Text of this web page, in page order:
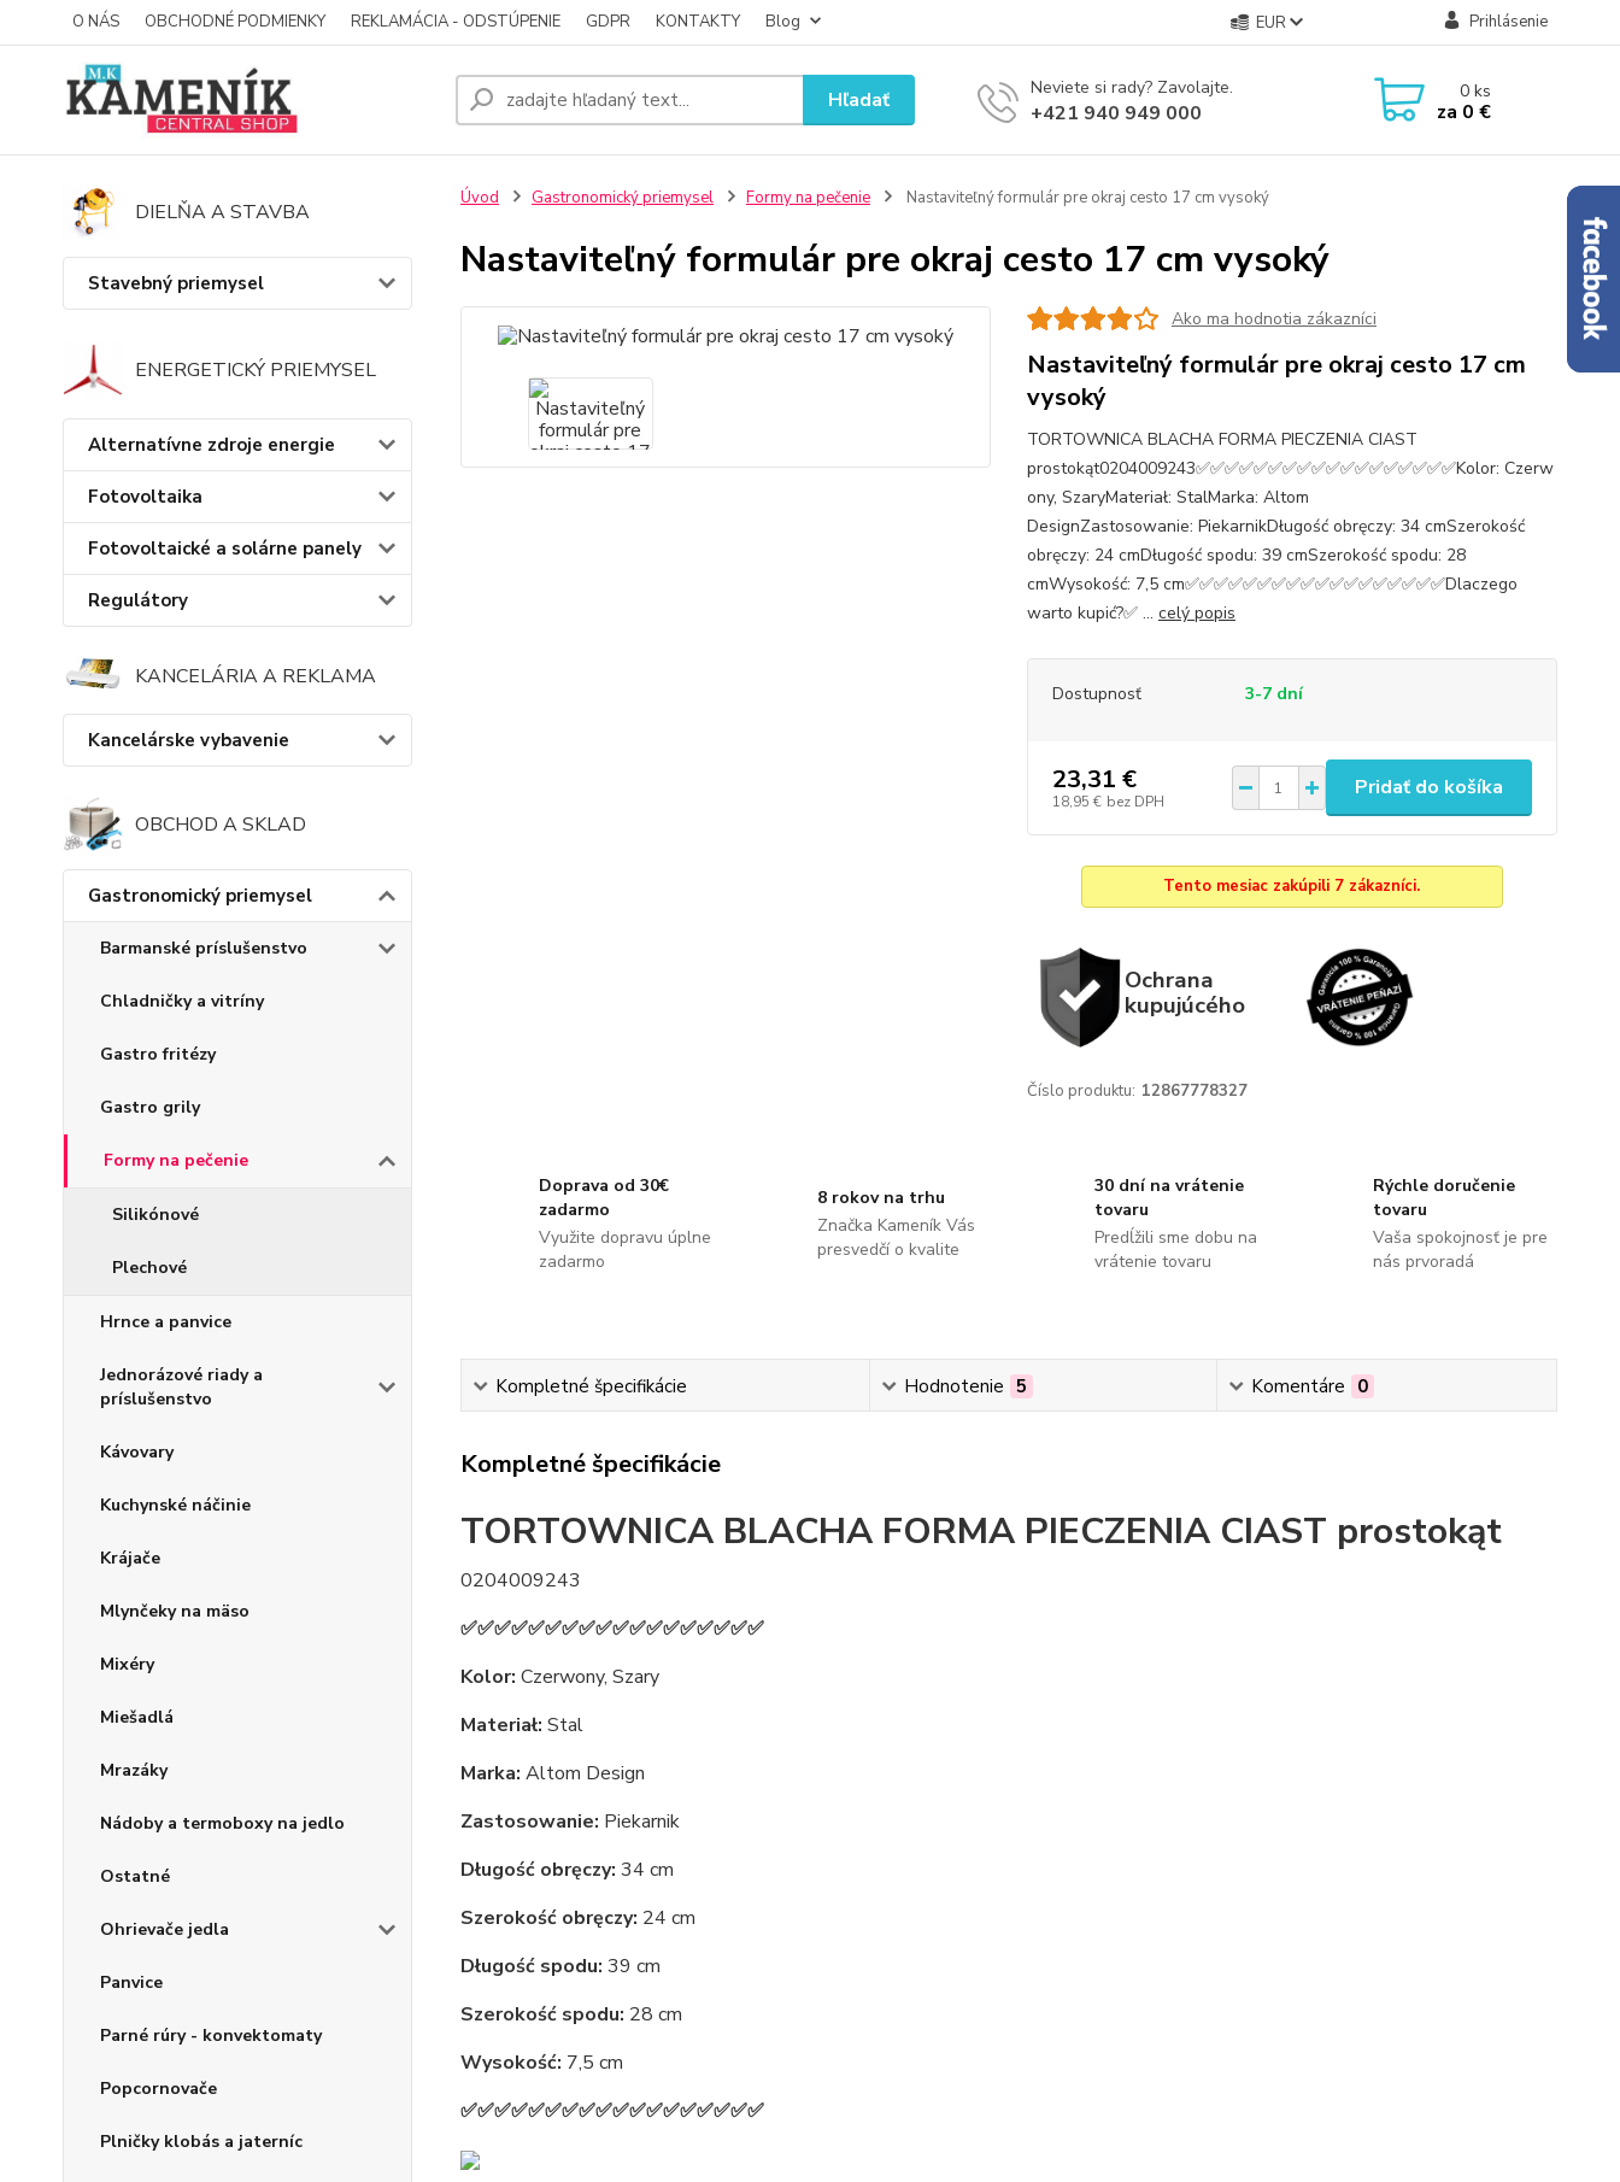
O NÁS OBCHODNÉ PODMIENKY REKLAMÁCIA - ODSTÚPENIE GDPR KONTAKTY Blog EUR Prihlásenie
Hľadať Neviete si rady? Zavolajte.
+421 940 949 000
0ks
za 0 €
DIELŇA A STAVBA
Stavebný priemysel
ENERGETICKÝ PRIEMYSEL
Alternatívne zdroje energie
Fotovoltaika
Fotovoltaické a solárne panely
Regulátory
KANCELÁRIA A REKLAMA
Kancelárske vybavenie
OBCHOD A SKLAD
Gastronomický priemysel
Barmanské príslušenstvo
Chladničky a vitríny
Gastro fritézy
Gastro grily
Formy na pečenie
Silikónové
Plechové
Hrnce a panvice
Jednorázové riady a
príslušenstvo
Kávovary
Kuchynské náčinie
Krájače
Mlynčeky na mäso
Mixéry
Miešadlá
Mrazáky
Nádoby a termoboxy na jedlo
Ostatné
Ohrievače jedla
Panvice
Parné rúry - konvektomaty
Popcornovače
Plničky klobás a jaterníc
Úvod Gastronomický priemysel Formy na pečenie Nastaviteľný formulár pre okraj cesto 17 cm vysoký
Nastaviteľný formulár pre okraj cesto 17 cm vysoký
Ako ma hodnotia zákazníci
Nastaviteľný formulár pre okraj cesto 17 cm
vysoký
TORTOWNICA BLACHA FORMA PIECZENIA CIAST
prostokąt0204009243✅✅✅✅✅✅✅✅✅✅✅✅✅✅✅✅✅✅Kolor: Czerw
ony, SzaryMateriał: StalMarka: Altom
DesignZastosowanie: PiekarnikDługość obręczy: 34 cmSzerokość
obręczy: 24 cmDługość spodu: 39 cmSzerokość spodu: 28
cmWysokość: 7,5 cm✅✅✅✅✅✅✅✅✅✅✅✅✅✅✅✅✅✅Dlaczego
warto kupić?✅ ... celý popis
Dostupnosť 3-7 dní
23,31 €
18,95 € bez DPH
Pridať do košíka
Tento mesiac zakúpili 7 zákazníci.
Ochrana
kupujúcého
Číslo produktu: 12867778327
Doprava od 30€
zadarmo
Využite dopravu úplne
zadarmo
8 rokov na trhu
Značka Kameník Vás
presvedčí o kvalite
30 dní na vrátenie
tovaru
Predĺžili sme dobu na
vrátenie tovaru
Rýchle doručenie
tovaru
Vaša spokojnosť je pre
nás prvoradá
Kompletné špecifikácie Hodnotenie 5 Komentáre 0
Kompletné špecifikácie
TORTOWNICA BLACHA FORMA PIECZENIA CIAST prostokąt
0204009243
✅✅✅✅✅✅✅✅✅✅✅✅✅✅✅✅✅✅
Kolor: Czerwony, Szary
Materiał: Stal
Marka: Altom Design
Zastosowanie: Piekarnik
Długość obręczy: 34 cm
Szerokość obręczy: 24 cm
Długość spodu: 39 cm
Szerokość spodu: 28 cm
Wysokość: 7,5 cm
✅✅✅✅✅✅✅✅✅✅✅✅✅✅✅✅✅✅